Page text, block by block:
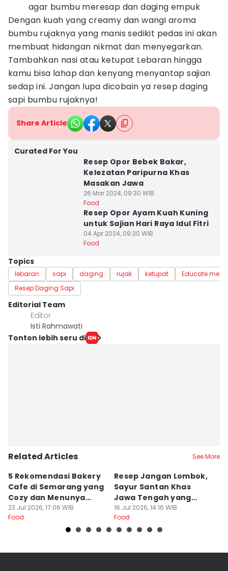
agar bumbu meresap dan daging empuk
Dengan kuah yang creamy dan wangi aroma
bumbu rujaknya yang manis sedikit pedas ini akan
membuat hidangan nikmat dan menyegarkan.
Tambahkan nasi atau ketupat Lebaran hingga
kamu bisa lahap dan kenyang menyantap sajian
sedap ini. Jangan lupa dicobain ya resep daging
sapi bumbu rujaknya!
Share Article
Curated For You
Resep Opor Bebek Bakar,
Kelezatan Paripurna Khas
Masakan Jawa
26 Mar 2024, 09:30 WIB
Food
Resep Opor Ayam Kuah Kuning
untuk Sajian Hari Raya Idul Fitri
04 Apr 2024, 09:30 WIB
Food
Topics
lebaran sapi daging rujak ketupat
Educate me
Resep Daging Sapi
Editorial Team
Editor
Isti Rahmawati
Tonton lebih seru di
Related Articles See More
5 Rekomendasi Bakery
Cafe di Semarang yang
Cozy dan Menunya
Yummy
23 Jul 2026, 17:06 WIB
Food
Resep Jangan Lombok,
Sayur Santan Khas
Jawa Tengah yang
Gurih Nikmat!
16 Jul 2026, 14:16 WIB
Food